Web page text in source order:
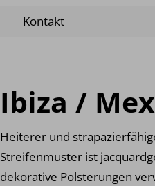
Kontakt
Ibiza /
Heiterer und
Streifenmuster ist
dekorative Polsterungen